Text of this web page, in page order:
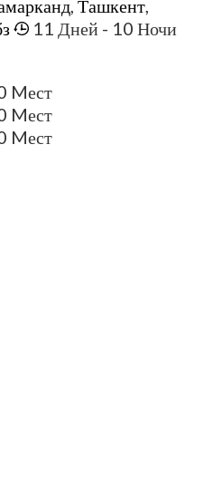
,Ташкент,
11 Дней - 10 Ночи
Mест
Mест
Mест